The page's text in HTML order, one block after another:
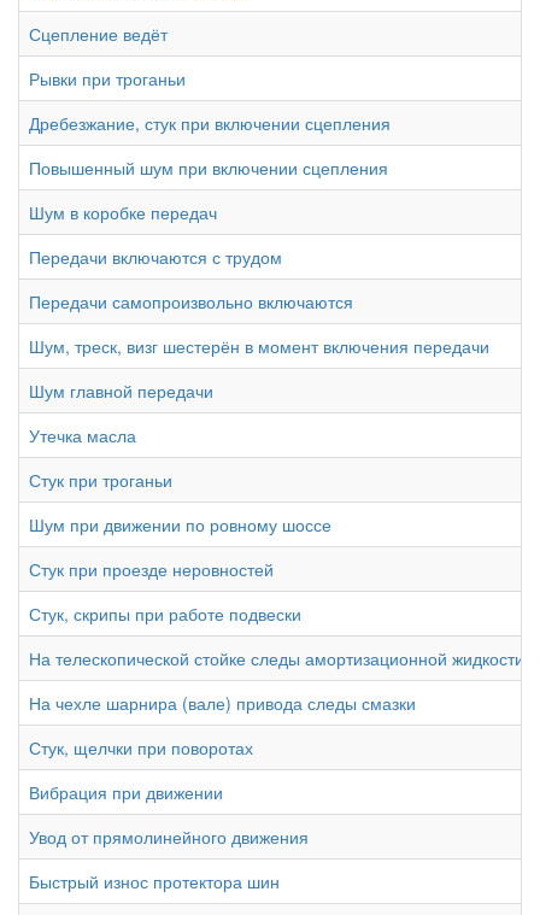
Сцепление ведёт
Рывки при троганьи
Дребезжание, стук при включении сцепления
Повышенный шум при включении сцепления
Шум в коробке передач
Передачи включаются с трудом
Передачи самопроизвольно включаются
Шум, треск, визг шестерён в момент включения передачи
Шум главной передачи
Утечка масла
Стук при троганьи
Шум при движении по ровному шоссе
Стук при проезде неровностей
Стук, скрипы при работе подвески
На телескопической стойке следы амортизационной жидкости
На чехле шарнира (вале) привода следы смазки
Стук, щелчки при поворотах
Вибрация при движении
Увод от прямолинейного движения
Быстрый износ протектора шин